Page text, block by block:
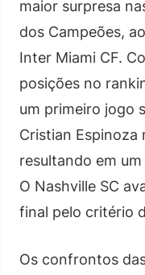
maior surpresa
dos Campeões,
Inter Miami CF.
posições no
um primeiro jogo
Cristian Espinoza
resultando em
O Nashville SC
final pelo critério
Os confrontos